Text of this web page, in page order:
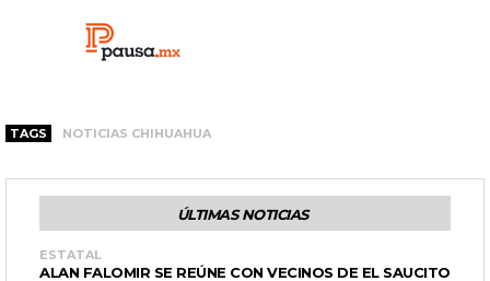
TAGS NOTICIAS CHIHUAHUA
ÚLTIMAS NOTICIAS
ESTATAL
ALAN FALOMIR SE REÚNE CON VECINOS DE EL SAUCITO